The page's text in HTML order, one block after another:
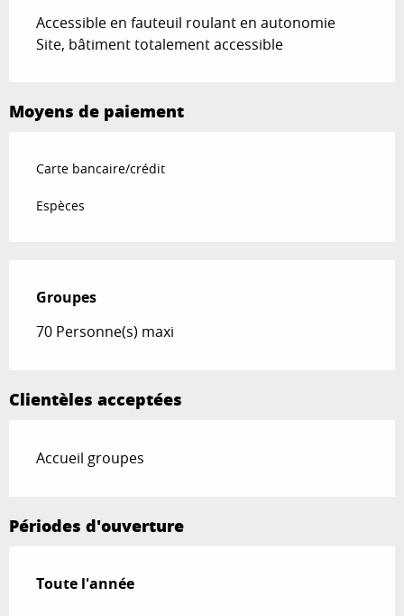
Accessible en fauteuil roulant en autonomie
Site, bâtiment totalement accessible
Moyens de paiement
Carte bancaire/crédit
Espèces
Groupes
Groupes
70 Personne(s) maxi
Clientèles acceptées
Accueil groupes
Périodes d'ouverture
Toute l'année
Toute l'année